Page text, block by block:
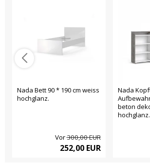
Nada Bett 90 * 190 cm weiss
hochglanz.
Vor300,00 EUR
252,00 EUR
Nada
beton
hochglanz.